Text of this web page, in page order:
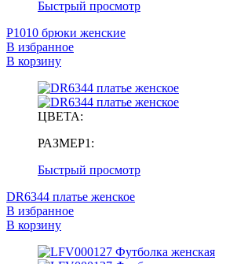
Быстрый просмотр
P1010 брюки женские
В избранное
В корзину
ЦВЕТА:
РАЗМЕР1:
Быстрый просмотр
DR6344 платье женское
В избранное
В корзину